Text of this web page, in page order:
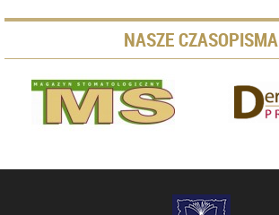
NASZE CZASOPISMA